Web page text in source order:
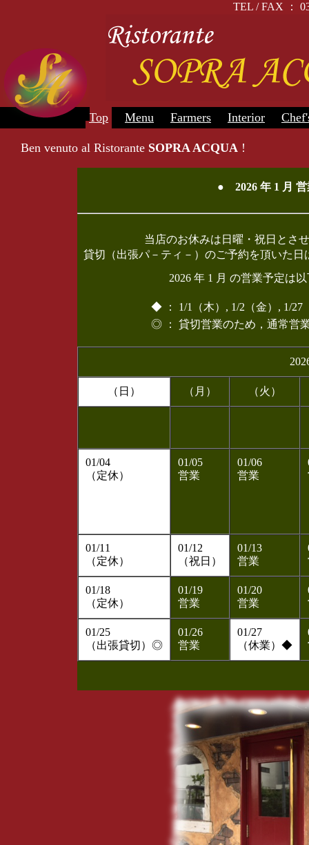
TEL / FAX ：
Top Menu Farmers Interior
Ben venuto al Ristorante SOPRA ACQUA !
● 2026 年 1 月
当店のお休みは日曜・祝日とさ
貸切（出張パ－ティ－）のご予約を頂いた
2026 年 1 月 の営業予定は
◆ ： 1/1（木）, 1/2（金）, 1/
◎ ： 貸切営業のため，通常営
（日） （月） （火）
01/04
（定休）
01/05
営業
01/06
営業
01/11
（定休）
01/12
（祝日）
01/13
営業
01/18
（定休）
01/19
営業
01/20
営業
01/25
（出張貸切）◎
01/26
営業
01/27
（休業）◆